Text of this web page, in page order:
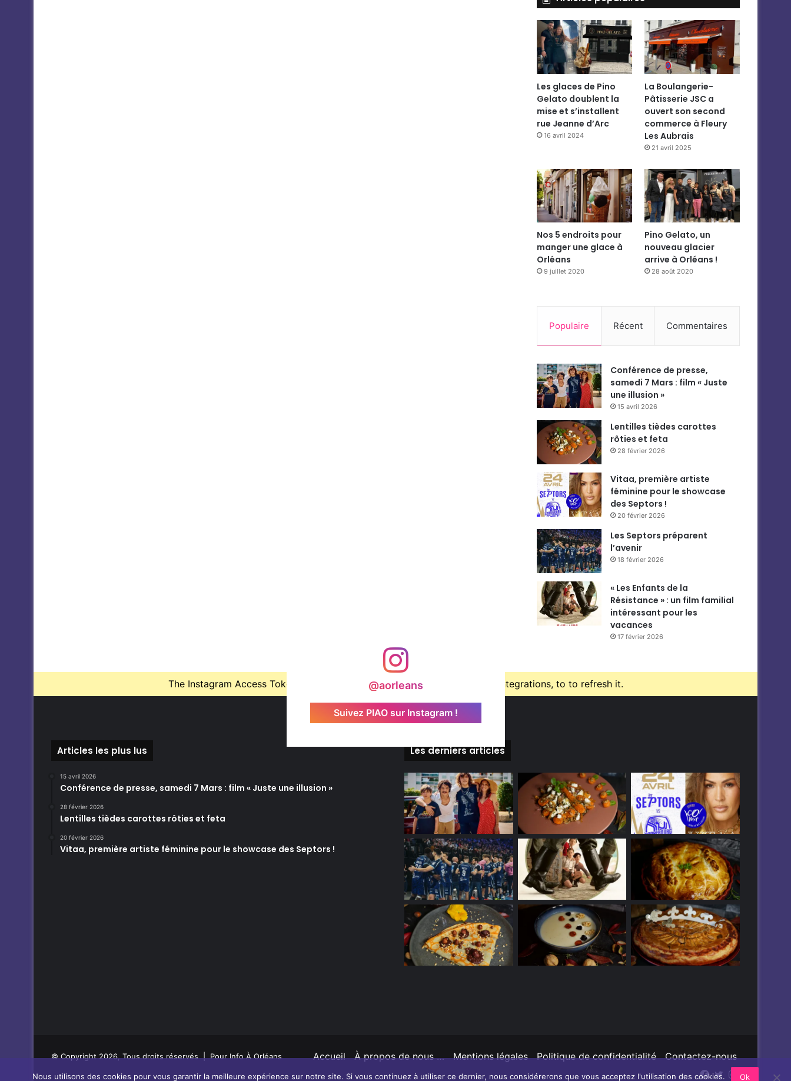
Les glaces de Pino
Gelato doublent la
mise et s’installent
rue Jeanne d’Arc
16 avril 2024
La Boulangerie-
Pâtisserie JSC a
ouvert son second
commerce à Fleury
Les Aubrais
21 avril 2025
Nos 5 endroits pour
manger une glace à
Orléans
9 juillet 2020
Pino Gelato, un
nouveau glacier
arrive à Orléans !
28 août 2020
Populaire Récent Commentaires
Conférence de presse,
samedi 7 Mars : film « Juste
une illusion »
15 avril 2026
Lentilles tièdes carottes
rôties et feta
28 février 2026
Vitaa, première artiste
féminine pour le showcase
des Septors !
20 février 2026
Les Septors préparent
l’avenir
18 février 2026
« Les Enfants de la
Résistance » : un film familial
intéressant pour les
vacances
17 février 2026
@aorleans
Suivez PIAO sur Instagram !
The Instagram Access Token is expired, Go to the Theme options page > Integrations, to to refresh it.
Articles les plus lus
15 avril 2026
Conférence de presse, samedi 7 Mars : film « Juste une illusion »
28 février 2026
Lentilles tièdes carottes rôties et feta
20 février 2026
Vitaa, première artiste féminine pour le showcase des Septors !
Les derniers articles
© Copyright 2026, Tous droits réservés | Pour Info À Orléans Accueil À propos de nous … Mentions légales Politique de confidentialité
Contactez-nous
Facebook
TwitterInstagram
Nous utilisons des cookies pour vous garantir la meilleure expérience sur notre site. Si vous continuez à utiliser ce dernier, nous considérerons que vous acceptez l'utilisation des cookies. Ok